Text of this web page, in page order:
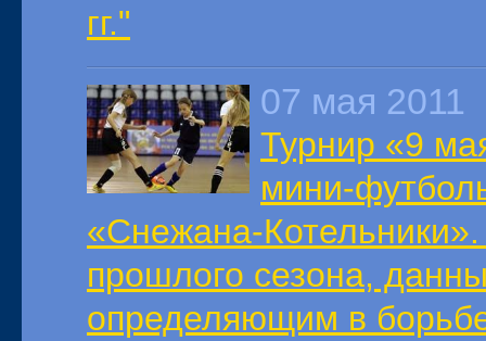
гг."
07 мая 2011
Турнир «9
мини-
«Снежана-
прошлого сезона,
определяющим в